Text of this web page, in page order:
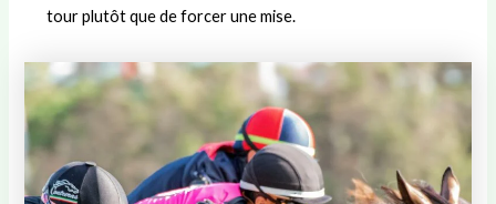
tour plutôt que de forcer une mise.